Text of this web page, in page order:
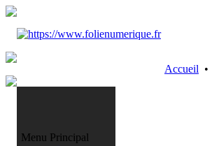
Accueil •
Menu Principal